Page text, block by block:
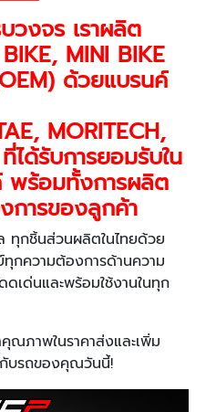
วงจร เราผลิต
MINI BIKE
ด้วยแบรนค์
MORITECH,
ที่ได้รับการยอมรับใน
พร้อมทั้งการผลิต
การของลูกค้า
ทุกชิ้นส่วนผลิตในไทยด้วย
กความต้องการด้านความ
เด่นและพร้อมใช้งานในทุก
ณภาพในราคาส่งและเพิ่ม
กับรถของคุณวันนี้!